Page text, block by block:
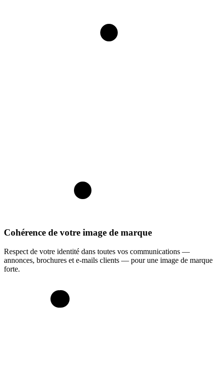
Cohérence de votre image de marque
Respect de votre identité dans toutes vos communications —
annonces, brochures et e-mails clients — pour une image de marque
forte.